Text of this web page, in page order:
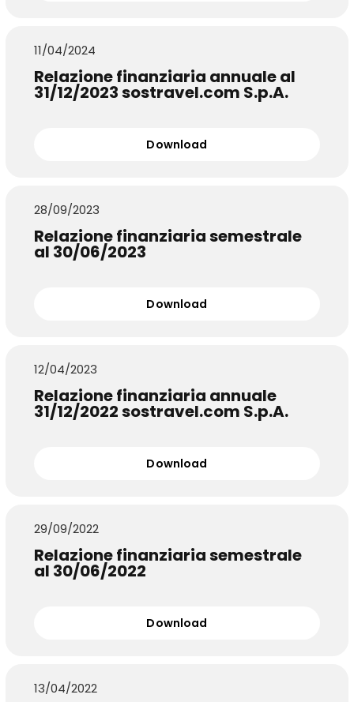
11/04/2024
Relazione finanziaria annuale al
31/12/2023 sostravel.com S.p.A.
Download
28/09/2023
Relazione finanziaria semestrale
al 30/06/2023
Download
12/04/2023
Relazione finanziaria annuale
31/12/2022 sostravel.com S.p.A.
Download
29/09/2022
Relazione finanziaria semestrale
al 30/06/2022
Download
13/04/2022